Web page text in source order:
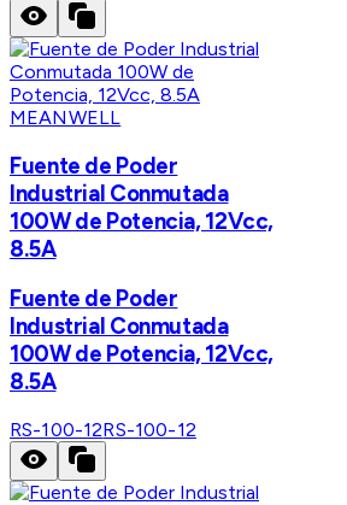
MEANWELL
Fuente de Poder
Industrial Conmutada
100W de Potencia, 12Vcc,
8.5A
Fuente de Poder
Industrial Conmutada
100W de Potencia, 12Vcc,
8.5A
RS-100-12RS-100-12